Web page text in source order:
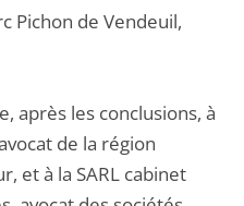
Pichon de Vendeuil,
après les conclusions, à
de la région
et à la SARL cabinet